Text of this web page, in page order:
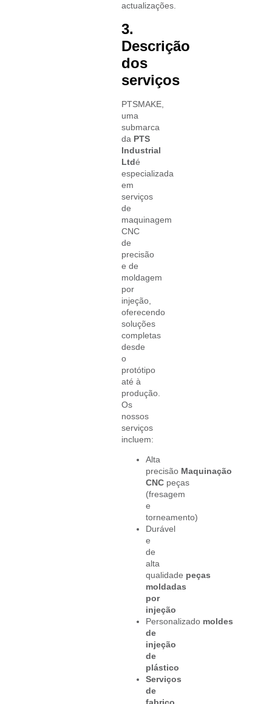
actualizações.
3.
Descrição
dos
serviços
PTSMAKE,
uma
submarca
da PTS
Industrial
Ltdé
especializada
em
serviços
de
maquinagem
CNC
de
precisão
e de
moldagem
por
injeção,
oferecendo
soluções
completas
desde
o
protótipo
até à
produção.
Os
nossos
serviços
incluem:
Alta
precisão Maquinação
CNC peças
(fresagem
e
torneamento)
Durável
e
de
alta
qualidade peças
moldadas
por
injeção
Personalizado moldes
de
injeção
de
plástico
Serviços
de